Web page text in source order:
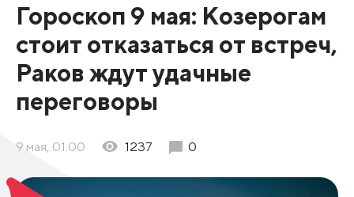
Гороскоп 9 мая: Козерогам
стоит отказаться от встреч,
Раков ждут удачные
переговоры
9 мая, 01:00 1237 0